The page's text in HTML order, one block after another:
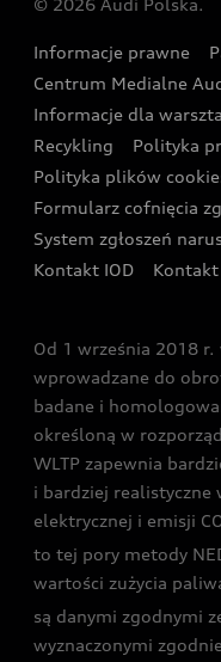
Wyszukaj najbliższego
Oferta dla
Oferta dla klientów
Kalkulator rat
Ubezpieczenie
Audi exclusive
Zasięg
Gwarancja
Akcje serwisowe Audi
Katalog online
Audi i Muzeum Sztuki
Audi driving
Audi quattro Cup
Audi i Puchar Świata
Zakopanem
© 2026 Audi Polska.
Informacje prawne
Centrum Medialne
Informacje dla
Recykling
Polityka
Polityka plików
Formularz cofnięcia
System zgłoszeń
Kontakt IOD
Kontakt
Od 1 września 2018
wprowadzane do
badane i
określoną w
WLTP zapewnia
i bardziej realistyczne
elektrycznej i emisji
to tej pory metody
wartości zużycia
są danymi zgodnymi
wyznaczonymi